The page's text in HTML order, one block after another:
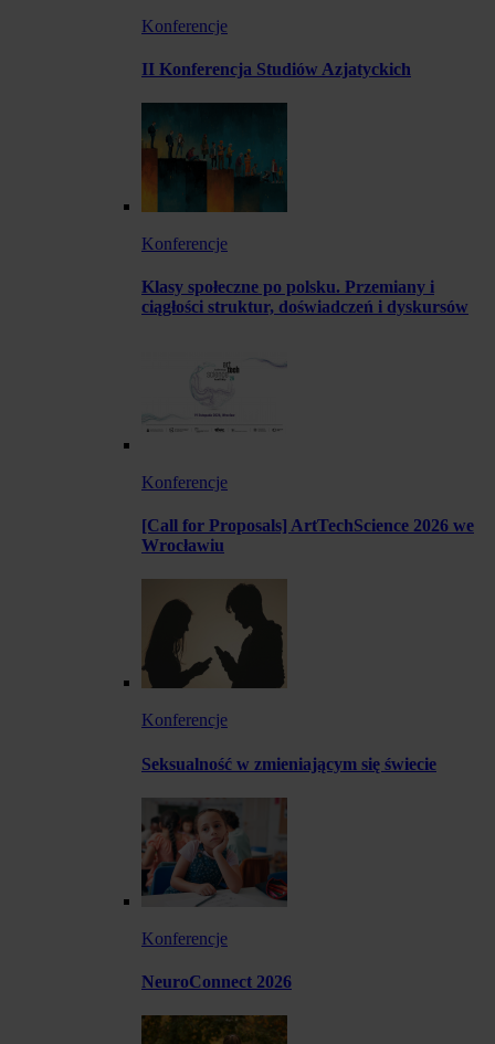
Konferencje
II Konferencja Studiów Azjatyckich
Konferencje
Klasy społeczne po polsku. Przemiany i
ciągłości struktur, doświadczeń i dyskursów
Konferencje
[Call for Proposals] ArtTechScience 2026 we
Wrocławiu
Konferencje
Seksualność w zmieniającym się świecie
Konferencje
NeuroConnect 2026